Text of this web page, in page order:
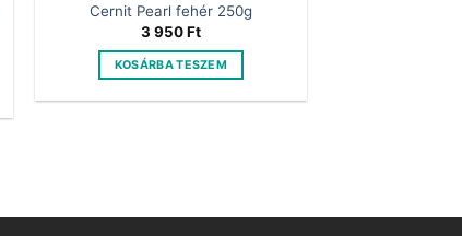
Cernit Pearl fehér 250g
3 950Ft
KOSÁRBA TESZEM